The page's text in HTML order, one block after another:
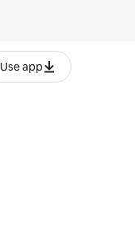
Use app